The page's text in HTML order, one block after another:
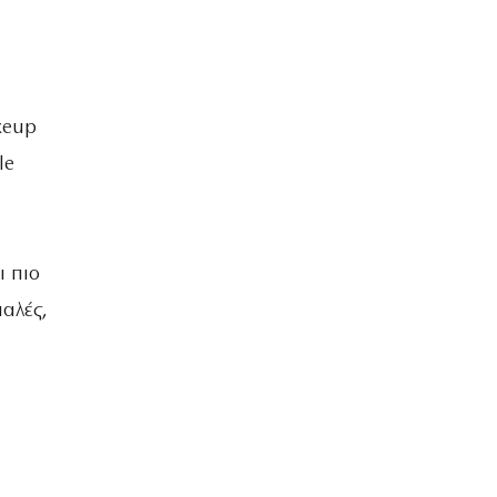
πιο